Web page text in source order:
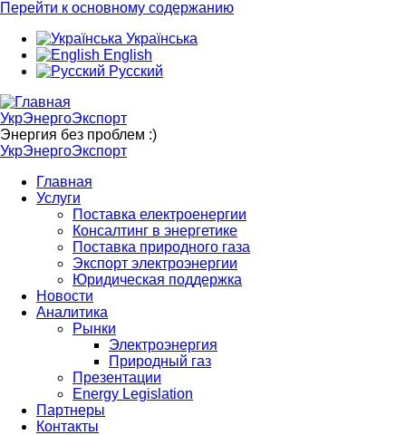
Перейти к основному содержанию
Українська
English
Русский
УкрЭнергоЭкспорт
Энергия без проблем :)
УкрЭнергоЭкспорт
Главная
Услуги
Поставка електроенергии
Консалтинг в энергетике
Поставка природного газа
Экспорт электроэнергии
Юридическая поддержка
Новости
Аналитика
Рынки
Электроэнергия
Природный газ
Презентации
Energy Legislation
Партнеры
Контакты